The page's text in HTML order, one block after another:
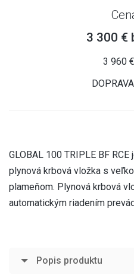
3 300 €
3 960
GLOBAL 100 TRIPLE BF
plynová krbová vložka s
plameňom. Plynová krbová
automatickým riadením
Popis produktu